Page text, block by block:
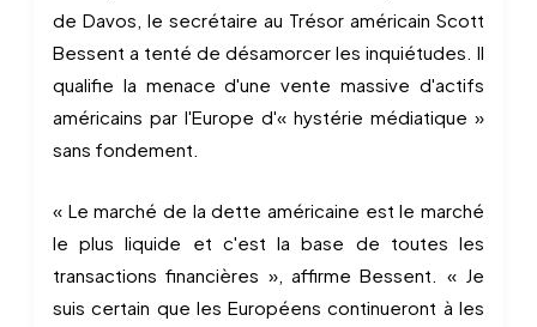
de Davos, le secrétaire au Trésor américain Scott
Bessent a tenté de désamorcer les inquiétudes. Il
qualifie la menace d'une vente massive d'actifs
américains par l'Europe d'« hystérie médiatique »
sans fondement.
« Le marché de la dette américaine est le marché
le plus liquide et c'est la base de toutes les
transactions financières », affirme Bessent. « Je
suis certain que les Européens continueront à les